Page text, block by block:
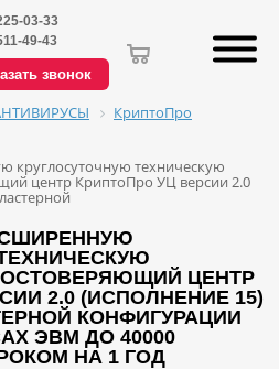
03-33
49-43
звонок
КриптоПро
круглосуточную техническую
центр КриптоПро УЦ версии 2.0
ЦЕНТР
2.0 (ИСПОЛНЕНИЕ 15)
КОНФИГУРАЦИИ
ЭВМ ДО 40000
НА 1 ГОД